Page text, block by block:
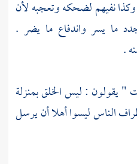
وكذا نفيهم لضحكه وتعجبه لأن
ما يسر واندفاع ما يضر .
.
" يقولون : ليس الخلق بمنزلة
الناس ليسوا أهلا أن يرسل